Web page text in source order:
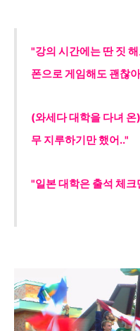
"강의 시간에는 딴 짓
폰으로 게임해도 괜찮
(와세다 대학을 다녀
무 지루하기만 했어.."
"일본 대학은 출석 체크